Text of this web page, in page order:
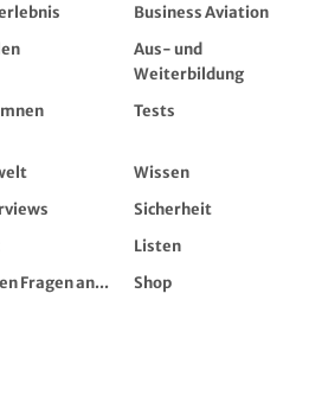
Business Aviation
Aus- und
Weiterbildung
Tests
Wissen
Sicherheit
Listen
Fragen an...
Shop